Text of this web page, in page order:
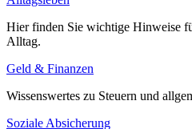
Hier finden Sie wichtige Hinweise
Alltag.
Geld & Finanzen
Wissenswertes zu Steuern und
Soziale Absicherung